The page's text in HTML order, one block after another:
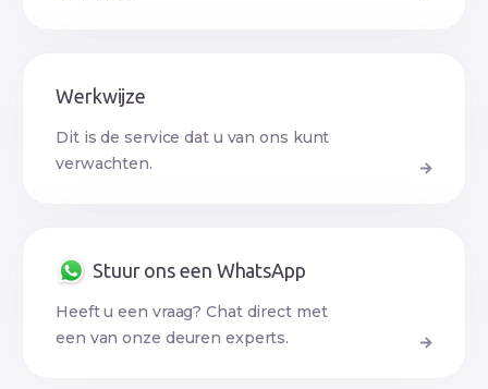
Werkwijze
Dit is de service dat u van ons kunt
verwachten.
Stuur ons een WhatsApp
Heeft u een vraag? Chat direct met
een van onze deuren experts.